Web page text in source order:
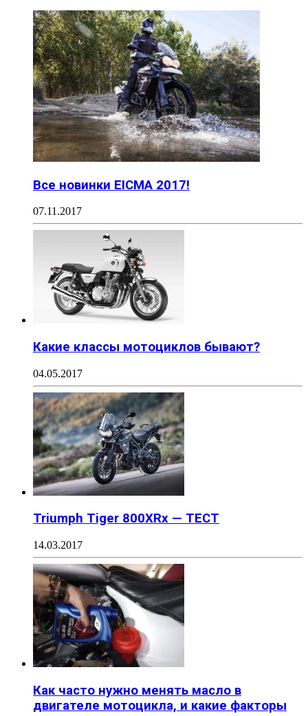
Все новинки EICMA 2017!
07.11.2017
Какие классы мотоциклов бывают?
04.05.2017
Triumph Tiger 800XRx — ТЕСТ
14.03.2017
Как часто нужно менять масло в
двигателе мотоцикла, и какие факторы